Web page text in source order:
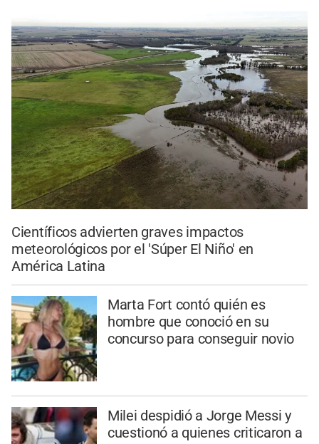
Científicos advierten graves impactos
meteorológicos por el 'Súper El Niño' en
América Latina
Marta Fort contó quién es
hombre que conoció en su
concurso para conseguir novio
Milei despidió a Jorge Messi y
cuestionó a quienes criticaron a